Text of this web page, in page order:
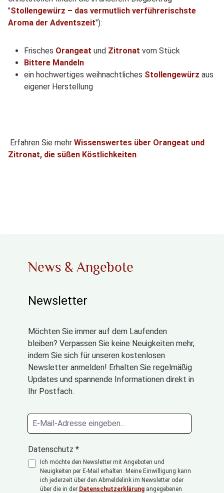
"Stollengewürz – das vermutlich verführerischste
Aroma der Adventszeit"):
Frisches Orangeat und Zitronat vom Stück
Bittere Mandeln
ein hochwertiges weihnachtliches Stollengewürz aus
eigener Herstellung
Erfahren Sie mehr Wissenswertes über Orangeat und
Zitronat, die süßen Köstlichkeiten.
News & Angebote
Newsletter
Möchten Sie immer auf dem Laufenden
bleiben? Verpassen Sie keine Neuigkeiten mehr,
indem Sie sich für unseren kostenlosen
Newsletter anmelden! Erhalten Sie regelmäßig
Updates und spannende Informationen direkt in
Ihr Postfach.
Datenschutz *
Ich möchte den Newsletter mit Angeboten und
Neuigkeiten per E-Mail erhalten. Meine Einwilligung kann
ich jederzeit über den Abmeldelink im Newsletter oder
über die in der Datenschutzerklärung angegebenen